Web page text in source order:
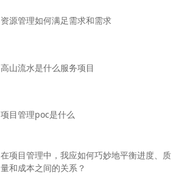
资源管理如何满足需求和需求
高山流水是什么服务项目
项目管理poc是什么
在项目管理中，我应如何巧妙地平衡进度、质
量和成本之间的关系？